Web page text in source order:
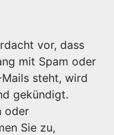
vor, dass
mit Spam oder
steht, wird
gekündigt.
oder
Sie zu,